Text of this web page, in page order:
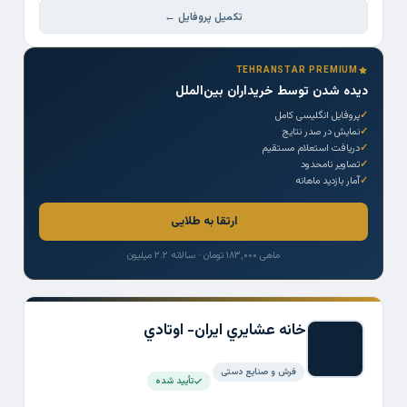
خانه عشايري ايران- اوتادي
فرش و صنایع دستی
تأیید شده
تکمیل پروفایل ←
TEHRANSTAR PREMIUM
دیده شدن توسط خریداران بین‌الملل
پروفایل انگلیسی کامل
نمایش در صدر نتایج
دریافت استعلام مستقیم
تصاویر نامحدود
آمار بازدید ماهانه
ارتقا به طلایی
ماهی ۱۸۳,۰۰۰ تومان · سالانه ۲.۲ میلیون